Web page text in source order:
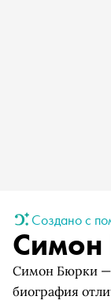
Создано с
Симон Бюрки —
биография